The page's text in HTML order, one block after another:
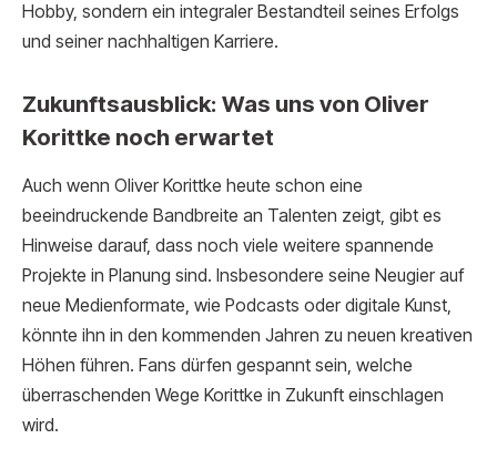
Hobby, sondern ein integraler Bestandteil seines Erfolgs
und seiner nachhaltigen Karriere.
Zukunftsausblick: Was uns von Oliver
Korittke noch erwartet
Auch wenn Oliver Korittke heute schon eine
beeindruckende Bandbreite an Talenten zeigt, gibt es
Hinweise darauf, dass noch viele weitere spannende
Projekte in Planung sind. Insbesondere seine Neugier auf
neue Medienformate, wie Podcasts oder digitale Kunst,
könnte ihn in den kommenden Jahren zu neuen kreativen
Höhen führen. Fans dürfen gespannt sein, welche
überraschenden Wege Korittke in Zukunft einschlagen
wird.